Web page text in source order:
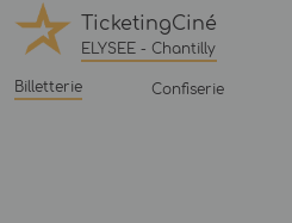
TicketingCiné
ELYSEE - Chantilly
Billetterie Confiserie